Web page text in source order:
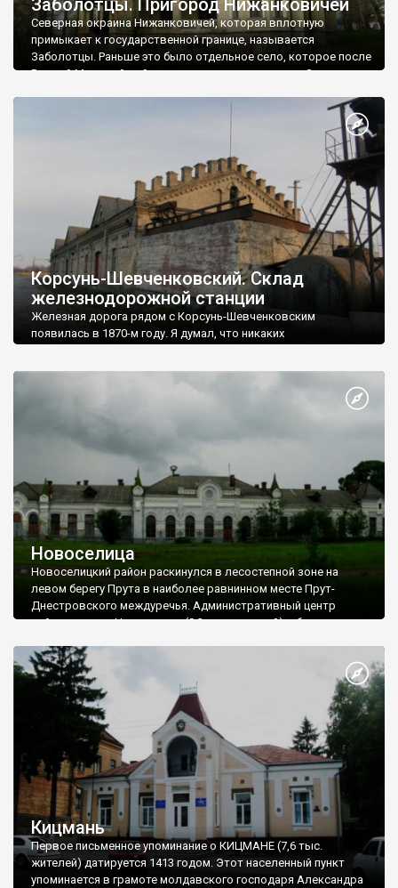
Северная окраина Нижанковичей, которая вплотную
примыкает к государственной границе, называется
Заболотцы. Раньше это было отдельное село, которое после
Второй Мировой войны присоединили к городку. Здесь
вокзал австрийского периода и пограничный переход
"Нижанковичи - Мальговице". Правда, не знаю, насколько это
все удастся осмотреть и сфотографировать. Может и
удастся, но в любом случае вас ненадолго задержат
Корсунь-Шевченковский. Склад
железнодорожной станции
Железная дорога рядом с Корсунь-Шевченковским
появилась в 1870-м году. Я думал, что никаких
Новоселица
Новоселицкий район раскинулся в лесостепной зоне на
левом берегу Прута в наиболее равнинном месте Прут-
Днестровского междуречья. Административный центр
района - город Новоселица (8,3 тыс. жителей), обязан своему
проходил в XII - XIV веках из Галича в Берладу на Дунае.
Впервые Новоселица упоминается в документах в 1456 году,
как «Шишковцы, где был Юрьев двор», а в 1617 году село
значится как "Шишкеуць возле Прута, который теперь
называется Новоселица".
Кицмань
Первое письменное упоминание о КИЦМАНЕ (7,6 тыс.
жителей) датируется 1413 годом. Этот населенный пункт
упоминается в грамоте молдавского господаря Александра